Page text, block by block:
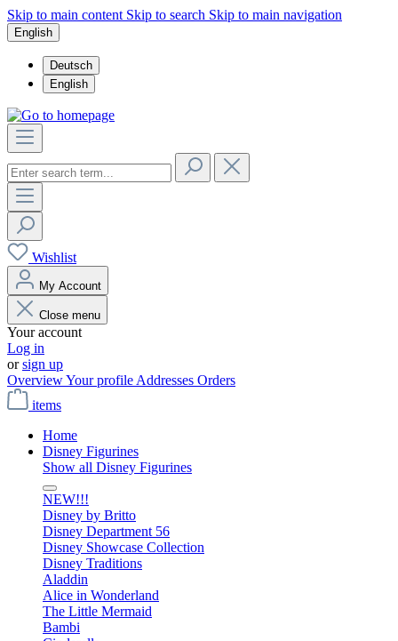
Skip to main content Skip to search Skip to main navigation
English
Deutsch
English
Wishlist
My Account
Close menu
Your account
Log in
orsign up
OverviewYour profile Addresses Orders
items
Home
Disney Figurines
Show all Disney Figurines
NEW!!!
Disney by Britto
Disney Department 56
Disney Showcase Collection
Disney Traditions
Aladdin
Alice in Wonderland
The Little Mermaid
Bambi